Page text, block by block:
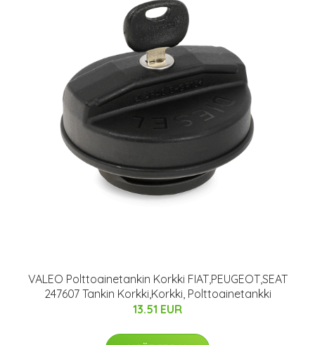
VALEO Polttoainetankin Korkki FIAT,PEUGEOT,SEAT
247607 Tankin Korkki,Korkki, Polttoainetankki
13.51 EUR